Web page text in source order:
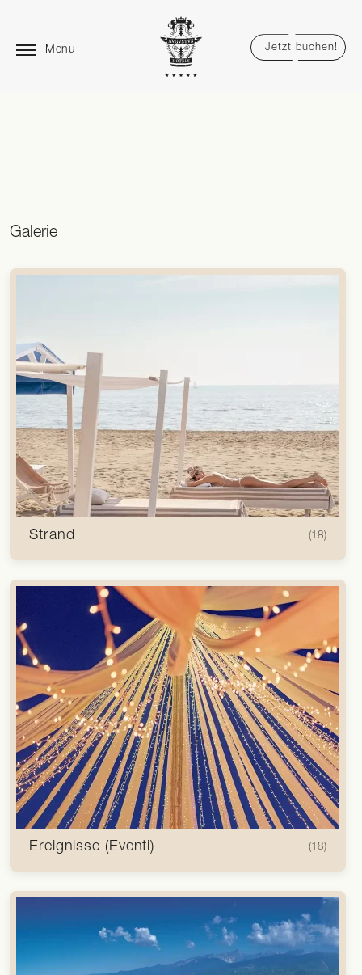
Menu Jetzt buchen!
Galerie
Strand (18)
Ereignisse (Eventi) (18)